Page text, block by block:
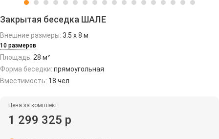
Закрытая беседка ШАЛЕ
Внешние размеры: 3.5 х 8 м
10 размеров
Площадь: 28 м²
Форма беседки: прямоугольная
Вместимость: 18 чел
Цена за комплект
1 299 325 р